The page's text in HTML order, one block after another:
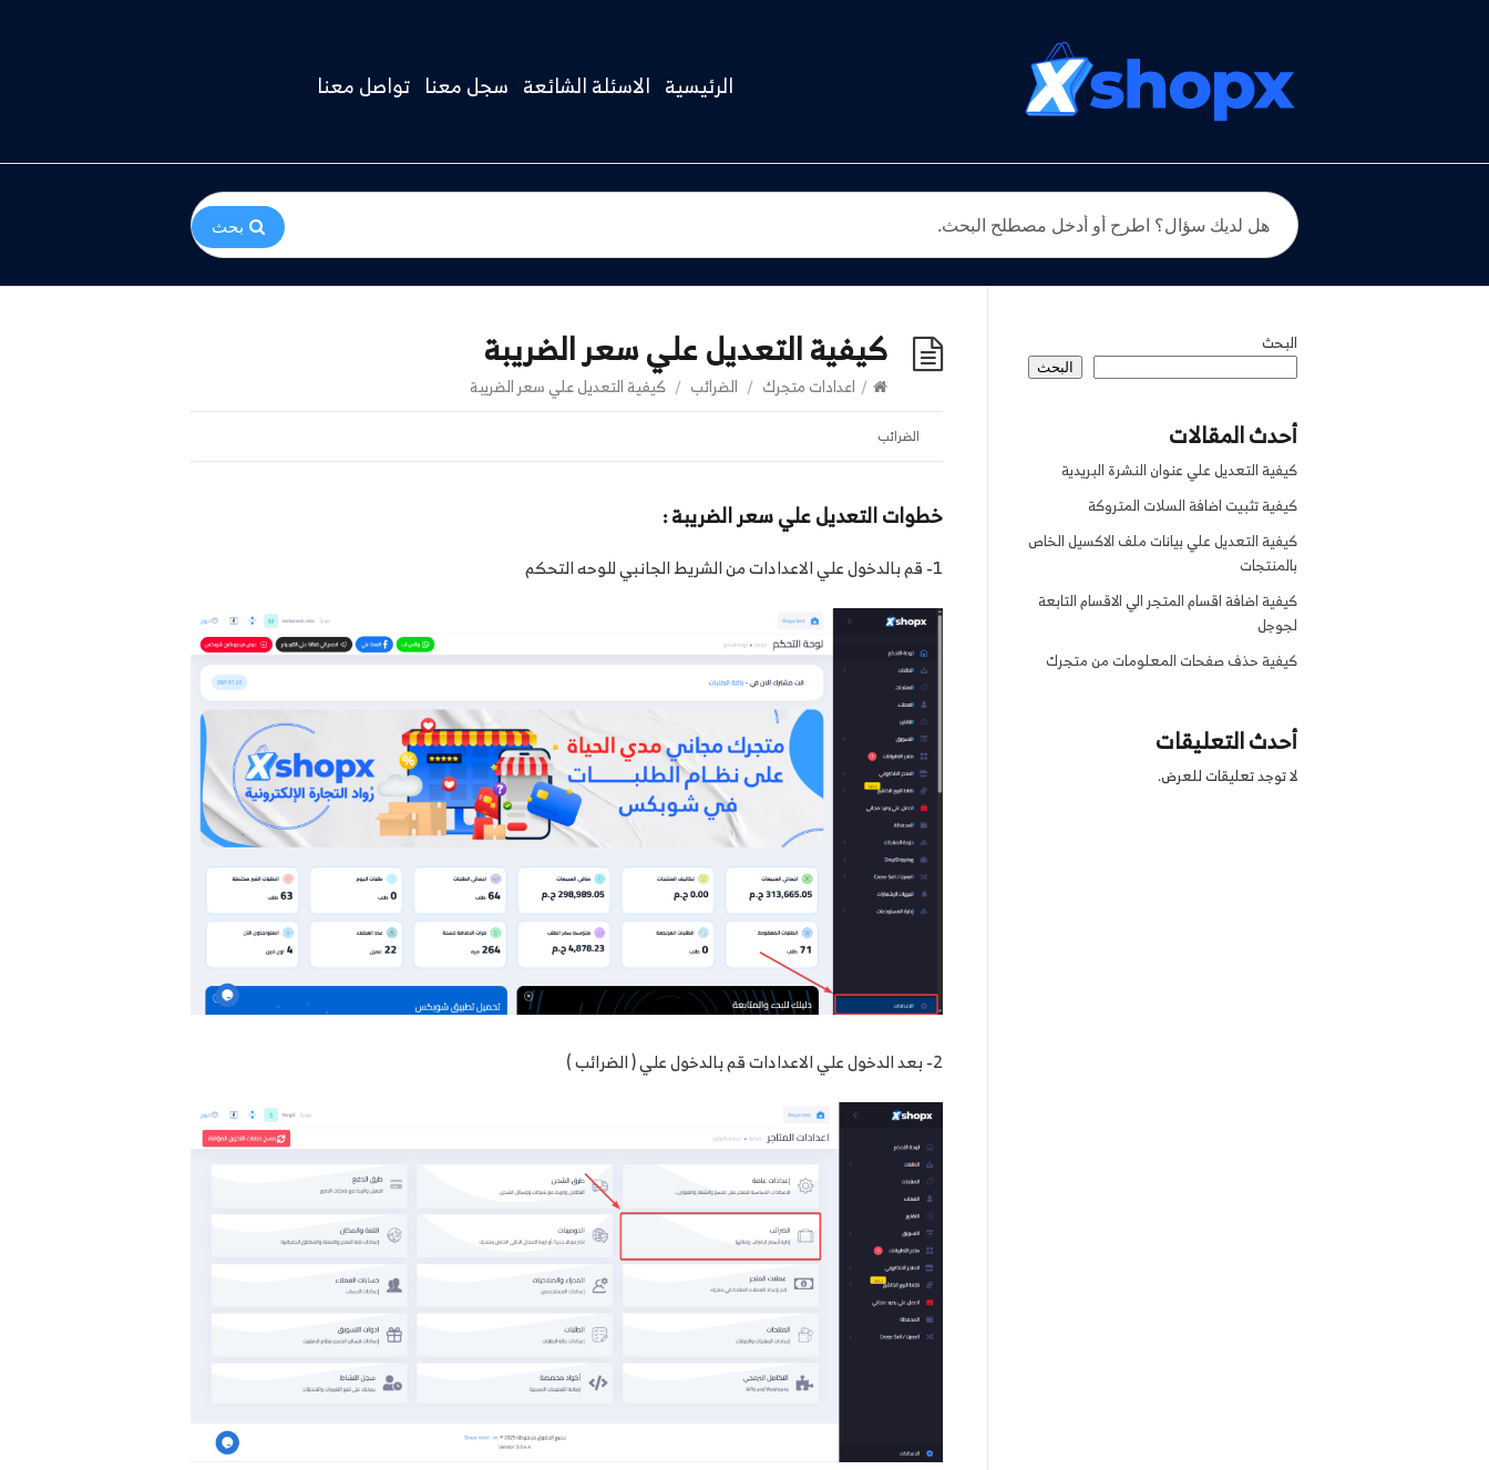
الرئيسية الاسئلة الشائعة سجل معنا تواصل معنا
بحث
كيفية التعديل علي سعر الضريبة
/ اعدادات متجرك / الضرائب / كيفية التعديل علي سعر الضريبة
الضرائب
خطوات التعديل علي سعر الضريبة :
1- قم بالدخول علي الاعدادات من الشريط الجانبي للوحه التحكم
2- بعد الدخول علي الاعدادات قم بالدخول علي ( الضرائب )
البحث
البحث
أحدث المقالات
كيفية التعديل علي عنوان النشرة البريدية
كيفية تثبيت اضافة السلات المتروكة
كيفية التعديل علي بيانات ملف الاكسيل الخاص
بالمنتجات
كيفية اضافة اقسام المتجر الي الاقسام التابعة
لجوجل
كيفية حذف صفحات المعلومات من متجرك
أحدث التعليقات
لا توجد تعليقات للعرض.